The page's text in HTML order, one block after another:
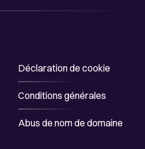
Déclaration de cookie
Conditions générales
Abus de nom de domaine